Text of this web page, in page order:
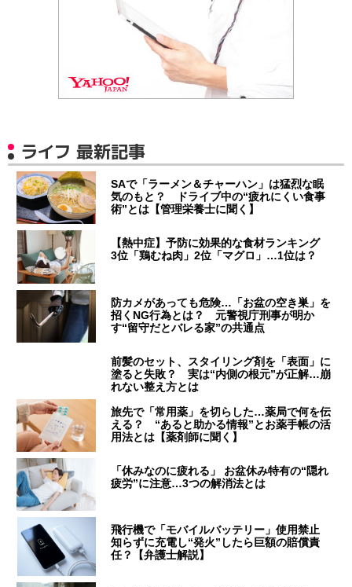
ライフ 最新記事
SAで「ラーメン＆チャーハン」は猛烈な眠
気のもと？ ドライブ中の“疲れにくい食事
術”とは【管理栄養士に聞く】
【熱中症】予防に効果的な食材ランキング
3位「鶏むね肉」2位「マグロ」…1位は？
防カメがあっても危険…「お盆の空き巣」を
招くNG行為とは？ 元警視庁刑事が明か
す“留守だとバレる家”の共通点
前髪のセット、スタイリング剤を「表面」に
塗ると失敗？ 実は“内側の根元”が正解…崩
れない整え方とは
旅先で「常用薬」を切らした…薬局で何を伝
える？ “あると助かる情報”とお薬手帳の活
用法とは【薬剤師に聞く】
「休みなのに疲れる」 お盆休み特有の“隠れ
疲労”に注意…3つの解消法とは
飛行機で「モバイルバッテリー」使用禁止
知らずに充電し“発火”したら巨額の賠償責
任？【弁護士解説】